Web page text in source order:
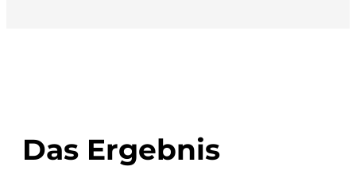
Das Ergebnis